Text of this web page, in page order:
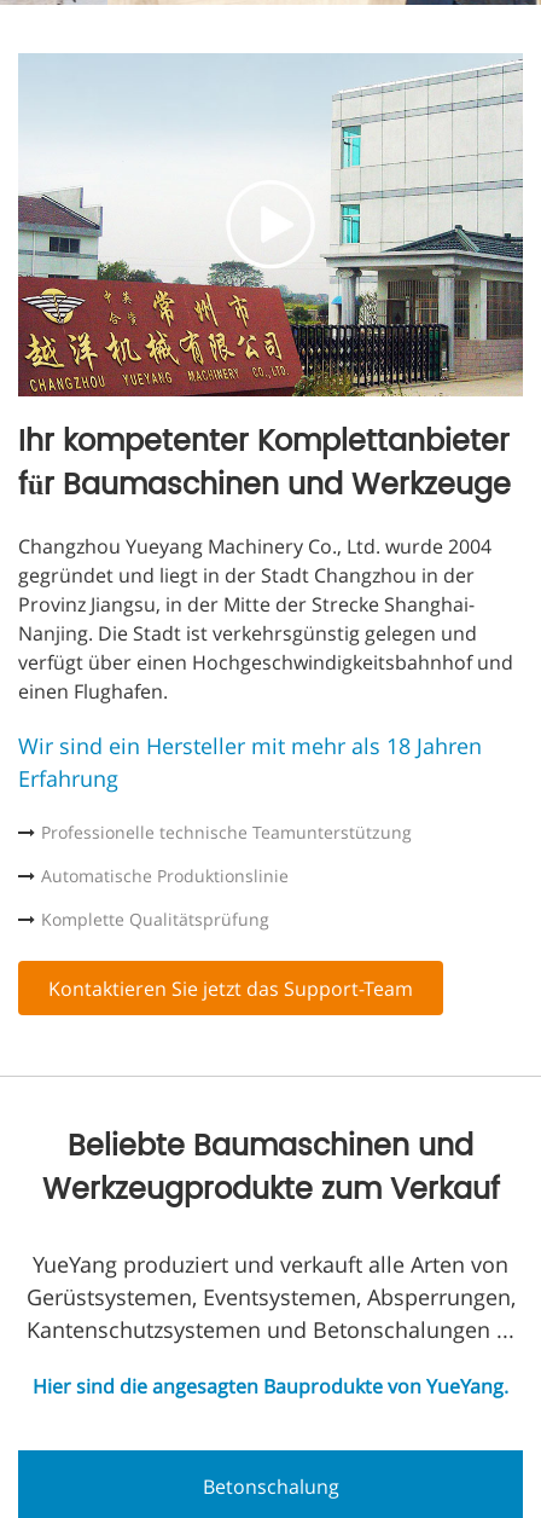
Ihr kompetenter Komplettanbieter
für Baumaschinen und Werkzeuge
Changzhou Yueyang Machinery Co., Ltd. wurde 2004
gegründet und liegt in der Stadt Changzhou in der
Provinz Jiangsu, in der Mitte der Strecke Shanghai-
Nanjing. Die Stadt ist verkehrsgünstig gelegen und
verfügt über einen Hochgeschwindigkeitsbahnhof und
einen Flughafen.
Wir sind ein Hersteller mit mehr als 18 Jahren
Erfahrung
Professionelle technische Teamunterstützung
Automatische Produktionslinie
Komplette Qualitätsprüfung
Kontaktieren Sie jetzt das Support-Team
Beliebte Baumaschinen und
Werkzeugprodukte zum Verkauf
YueYang produziert und verkauft alle Arten von
Gerüstsystemen, Eventsystemen, Absperrungen,
Kantenschutzsystemen und Betonschalungen ...
Hier sind die angesagten Bauprodukte von YueYang.
Betonschalung